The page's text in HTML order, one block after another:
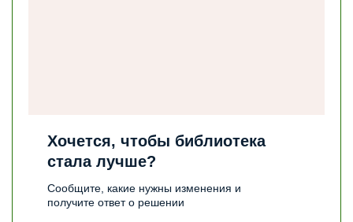
Хочется, чтобы библиотека
стала лучше?
Сообщите, какие нужны изменения и
получите ответ о решении